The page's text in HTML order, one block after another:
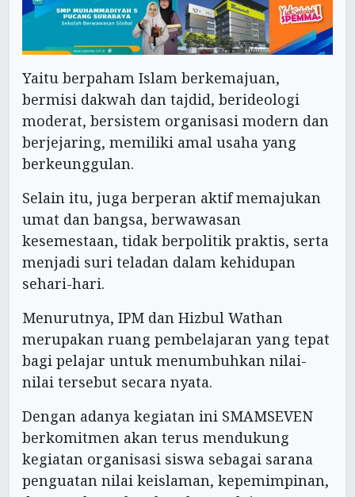
Yaitu berpaham Islam berkemajuan,
bermisi dakwah dan tajdid, berideologi
moderat, bersistem organisasi modern dan
berjejaring, memiliki amal usaha yang
berkeunggulan.
Selain itu, juga berperan aktif memajukan
umat dan bangsa, berwawasan
kesemestaan, tidak berpolitik praktis, serta
menjadi suri teladan dalam kehidupan
sehari-hari.
Menurutnya, IPM dan Hizbul Wathan
merupakan ruang pembelajaran yang tepat
bagi pelajar untuk menumbuhkan nilai-
nilai tersebut secara nyata.
Dengan adanya kegiatan ini SMAMSEVEN
berkomitmen akan terus mendukung
kegiatan organisasi siswa sebagai sarana
penguatan nilai keislaman, kepemimpinan,